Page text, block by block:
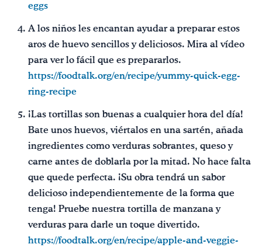
eggs
A los niños les encantan ayudar a preparar estos
aros de huevo sencillos y deliciosos. Mira al vídeo
para ver lo fácil que es prepararlos.
https://foodtalk.org/en/recipe/yummy-quick-egg-
ring-recipe
¡Las tortillas son buenas a cualquier hora del día!
Bate unos huevos, viértalos en una sartén, añada
ingredientes como verduras sobrantes, queso y
carne antes de doblarla por la mitad. No hace falta
que quede perfecta. ¡Su obra tendrá un sabor
delicioso independientemente de la forma que
tenga! Pruebe nuestra tortilla de manzana y
verduras para darle un toque divertido.
https://foodtalk.org/en/recipe/apple-and-veggie-